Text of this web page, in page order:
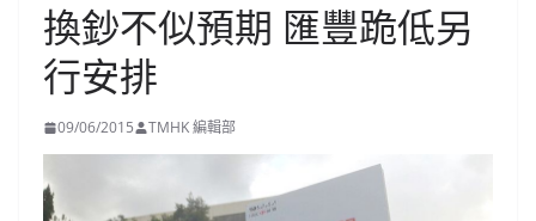
換鈔不似預期 匯豐跪低另
行安排
09/06/2015 TMHK 編輯部